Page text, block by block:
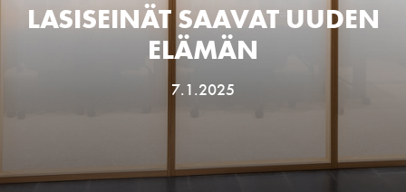
LASISEINÄT SAAVAT UUDEN
ELÄMÄN
7.1.2025